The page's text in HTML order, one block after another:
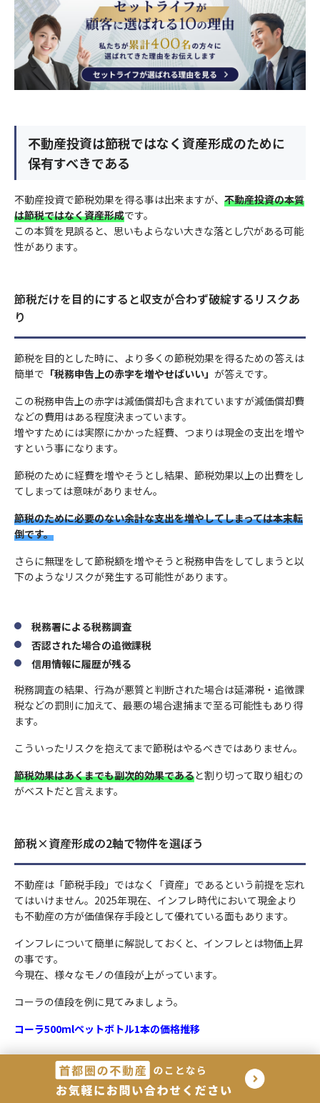
不動産投資は節税ではなく資産形成のために
保有すべきである
不動産投資で節税効果を得る事は出来ますが、 不動産投資の本質
は節税ではなく資産形成です。
この本質を見誤ると、思いもよらない大きな落とし穴がある可能
性があります。
節税だけを目的にすると収支が合わず破綻するリスクあ
り
節税を目的とした時に、より多くの節税効果を得るための答えは
簡単で 「税務申告上の赤字を増やせばいい」 が答えです。
この税務申告上の赤字は減価償却も含まれていますが減価償却費
などの費用はある程度決まっています。
増やすためには実際にかかった経費、つまりは現金の支出を増や
すという事になります。
節税のために経費を増やそうとし結果、節税効果以上の出費をし
てしまっては意味がありません。
節税のために必要のない余計な支出を増やしてしまっては本末転
倒です。
さらに無理をして節税額を増やそうと税務申告をしてしまうと以
下のようなリスクが発生する可能性があります。
税務署による税務調査
否認された場合の追徴課税
信用情報に履歴が残る
税務調査の結果、行為が悪質と判断された場合は延滞税・追徴課
税などの罰則に加えて、最悪の場合逮捕まで至る可能性もあり得
ます。
こういったリスクを抱えてまで節税はやるべきではありません。
節税効果はあくまでも副次的効果であると割り切って取り組むの
がベストだと言えます。
節税×資産形成の2軸で物件を選ぼう
不動産は「節税手段」ではなく「資産」であるという前提を忘れ
てはいけません。2025年現在、インフレ時代において現金より
も不動産の方が価値保存手段として優れている面もあります。
インフレについて簡単に解説しておくと、インフレとは物価上昇
の事です。
今現在、様々なモノの値段が上がっています。
コーラの値段を例に見てみましょう。
コーラ500mlペットボトル1本の価格推移
2018年～2021年：140円～150円/1本
2021年～2022年：160円/1本